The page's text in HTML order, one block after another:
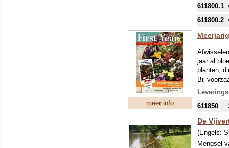
611800.1
611800.2
meer info
jaar al
planten,
Bij
611850
De
(Engels:
Mengsel